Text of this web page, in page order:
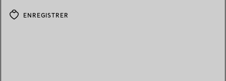
ENREGISTRER